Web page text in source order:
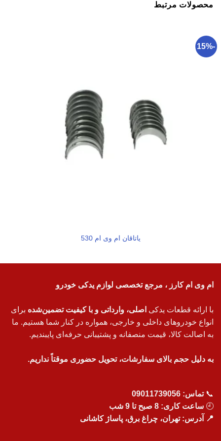
محصولات مرتبط
-15%
یاتاقان ام وی ام 530
ام وی ام کارز ، مرجع تخصصی لوازم یدکی خودرو
با ارائه قطعات یدکی اصلی، وارداتی و با کیفیت تضمین‌شده برای
انواع خودروهای داخلی و خارجی، همواره در کنار شما هستیم. ما
به اصالت کالا، قیمت منصفانه و پشتیبانی حرفه‌ای پایبندیم.
به دلیل حجم بالای سفارشات، تحویل حضوری موقتاً نداریم.
📞تماس: 09011739056
🕘 ساعت کاری: 8 صبح تا 9 شب
📍 آدرس: تهران، چراغ برق، پاساژ کاشانی